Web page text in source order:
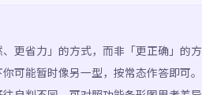
更省力」的方式，而非「更正确」的方
可能暂时像另一型，按常态作答即可。